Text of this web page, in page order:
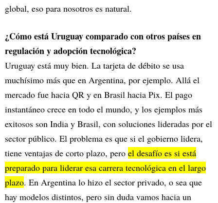
global, eso para nosotros es natural.
¿Cómo está Uruguay comparado con otros países en
regulación y adopción tecnológica?
Uruguay está muy bien. La tarjeta de débito se usa
muchísimo más que en Argentina, por ejemplo. Allá el
mercado fue hacia QR y en Brasil hacia Pix. El pago
instantáneo crece en todo el mundo, y los ejemplos más
exitosos son India y Brasil, con soluciones lideradas por el
sector público. El problema es que si el gobierno lidera,
tiene ventajas de corto plazo, pero el desafío es si está
preparado para liderar esa carrera tecnológica en el largo
plazo. En Argentina lo hizo el sector privado, o sea que
hay modelos distintos, pero sin duda vamos hacia un